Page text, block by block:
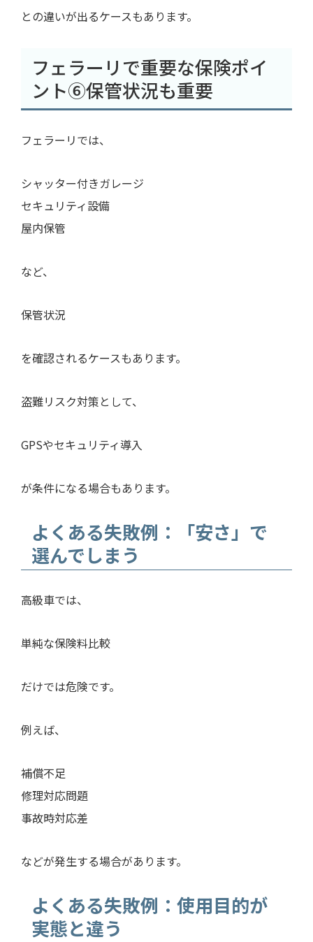
との違いが出るケースもあります。
フェラーリで重要な保険ポイ
ント⑥保管状況も重要
フェラーリでは、
シャッター付きガレージ
セキュリティ設備
屋内保管
など、
保管状況
を確認されるケースもあります。
盗難リスク対策として、
GPSやセキュリティ導入
が条件になる場合もあります。
よくある失敗例：「安さ」で
選んでしまう
高級車では、
単純な保険料比較
だけでは危険です。
例えば、
補償不足
修理対応問題
事故時対応差
などが発生する場合があります。
よくある失敗例：使用目的が
実態と違う